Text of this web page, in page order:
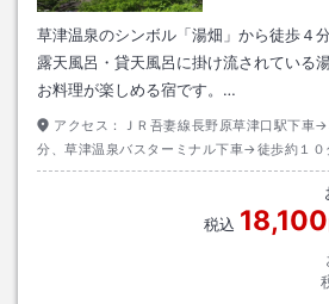
草津温泉のシンボル「湯畑」から徒歩４
露天風呂・貸天風呂に掛け流されている
お料理が楽しめる宿です。…
アクセス：
ＪＲ吾妻線長野原草津口駅下車
分、草津温泉バスターミナル下車→徒歩約１０
税込 18,100